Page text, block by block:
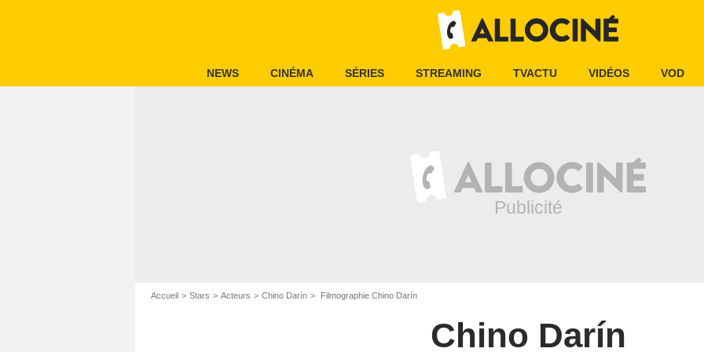
NEWS CINÉMA SÉRIES STREAMING TVACTU VIDÉOS VOD
Accueil Stars Acteurs Chino Darín Filmographie Chino Darín
Chino Darín